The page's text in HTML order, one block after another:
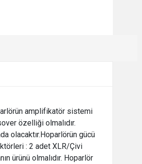
amplifikatör sistemi
özelliği olmalıdır.
olacaktır.Hoparlörün gücü
: 2 adet XLR/Çivi
ürünü olmalıdır. Hoparlör